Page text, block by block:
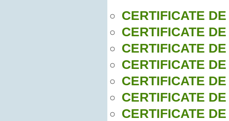
CERTIFICATE
CERTIFICATE
CERTIFICATE
CERTIFICATE
CERTIFICATE
CERTIFICATE
CERTIFICATE